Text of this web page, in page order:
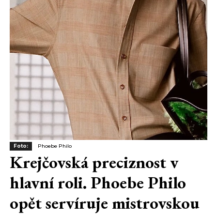
Foto: Phoebe Philo
Krejčovská preciznost v
hlavní roli. Phoebe Philo
opět servíruje mistrovskou